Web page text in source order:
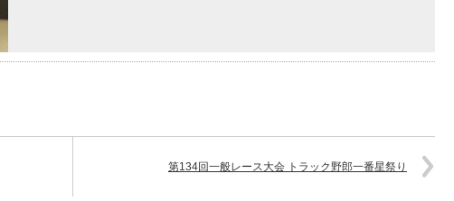
第134回一般レース大会 トラック野郎一番星祭り